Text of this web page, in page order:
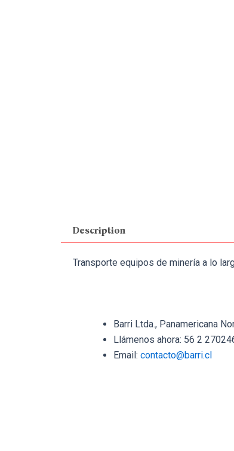
Description
Transporte equipos de minería a lo
Barri Ltda., Panamericana
Llámenos ahora: 56 2
Email: contacto@barri.cl